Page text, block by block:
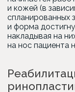
и кожей (в
спланированных
и форма
накладывая на
на нос пациента